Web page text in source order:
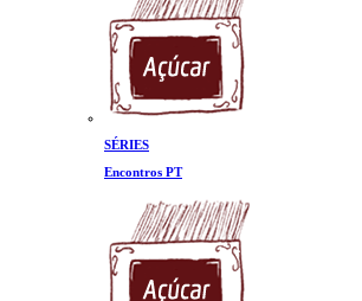
SÉRIES
Encontros PT